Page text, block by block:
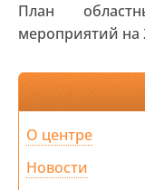
План
мероприятий на
О центре
Новости